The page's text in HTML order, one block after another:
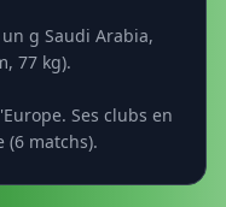
g Saudi Arabia,
77 kg).
Ses clubs en
(6 matchs).